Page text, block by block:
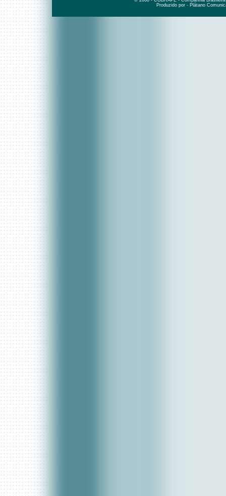
Produzido por - Plátano